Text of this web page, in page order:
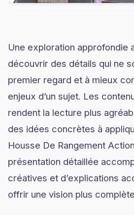
Une exploration approfondie
découvrir des détails qui ne
premier regard et à mieux
enjeux d’un sujet. Les
rendent la lecture plus
des idées concrètes à
Housse De Rangement
présentation détaillée
créatives et d’explications
offrir une vision plus